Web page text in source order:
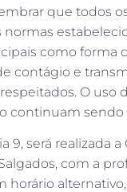
que todos
normas
como forma
contágio e
O uso
continuam sendo
9, será realizada a
com a
horário alternativo,